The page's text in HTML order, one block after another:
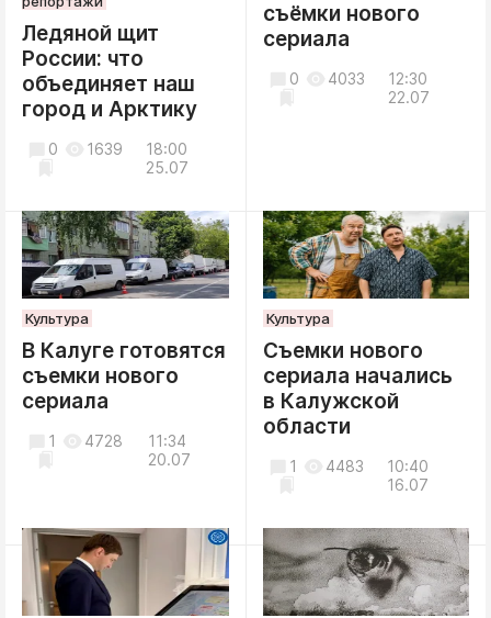
Ледяной щит
России: что
объединяет наш
город и Арктику
18:00
25.07
0 1639
съёмки нового
сериала
12:30
22.07
0 4033
Культура
В Калуге готовятся
съемки нового
сериала
11:34
20.07
1 4728
Культура
Съемки нового
сериала начались
в Калужской
области
10:40
16.07
1 4483